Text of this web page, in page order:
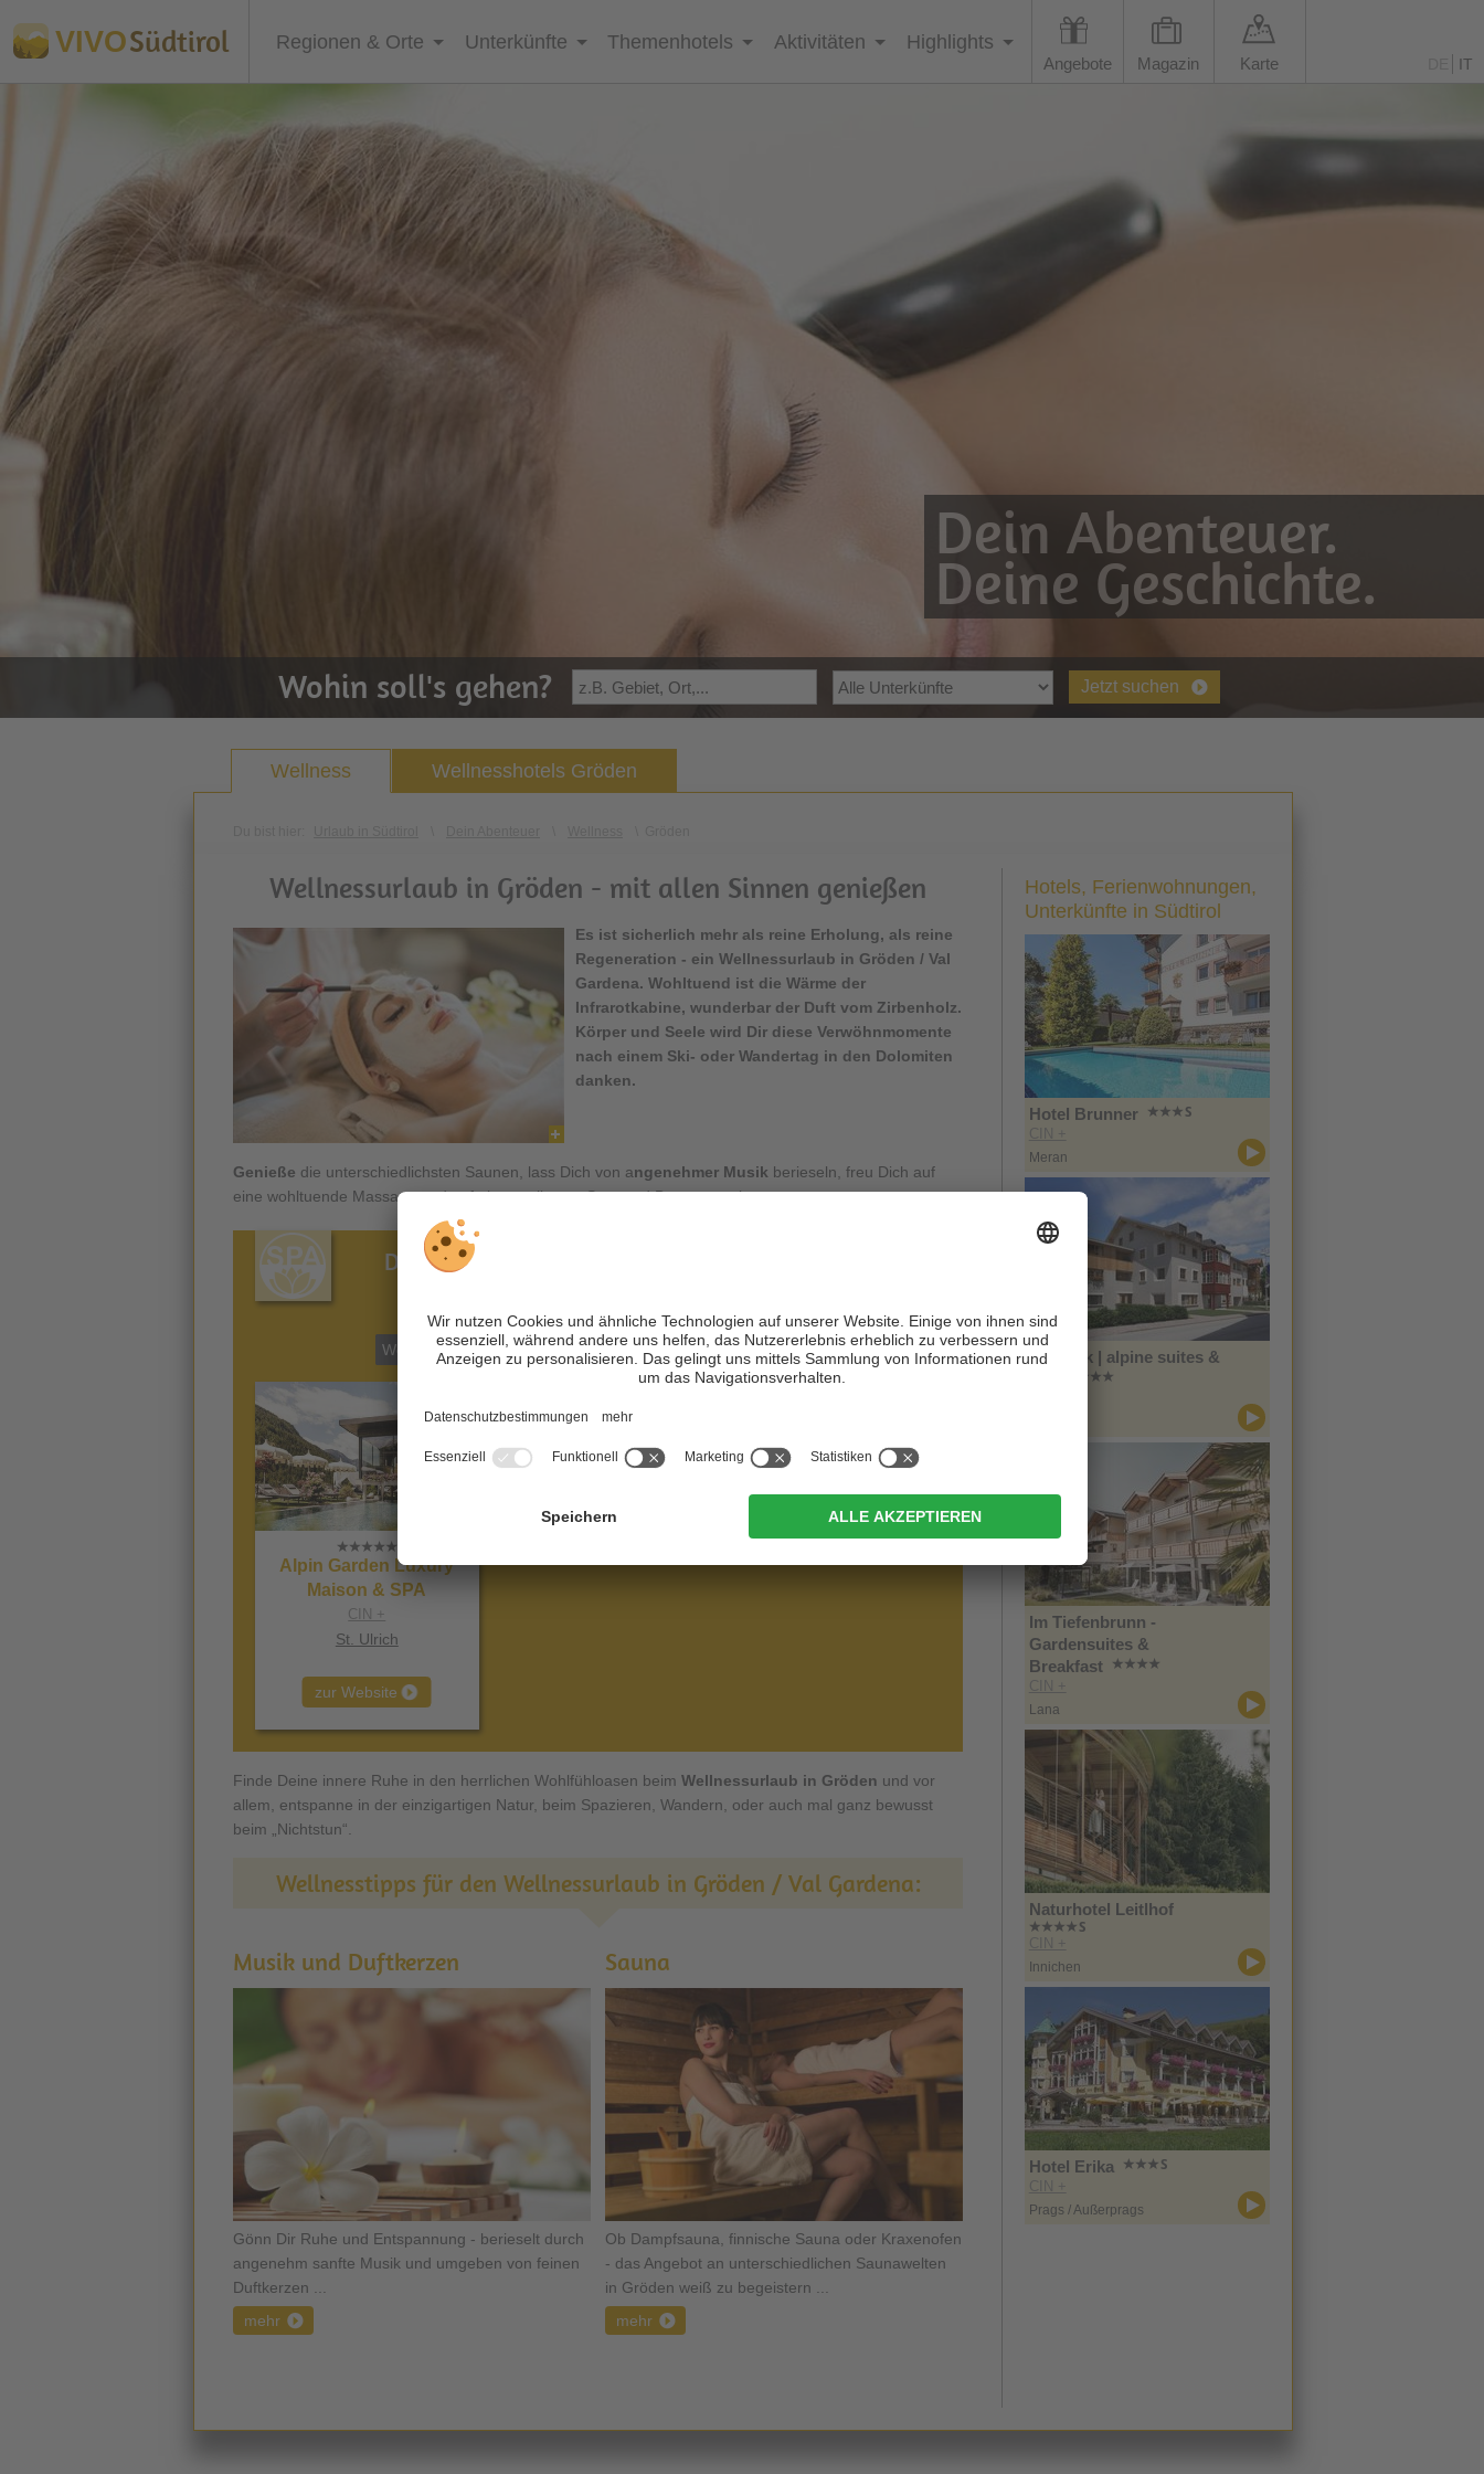
VIVOSüdtirol Regionen & Orte Unterkünfte Themenhotels Aktivitäten Highlights
Angebote Magazin Karte IT
Dein Abenteuer.
Deine Geschichte.
Wohin soll's gehen? Jetzt suchen
Wellness Wellnesshotels Gröden
Wellnessurlaub in Gröden - mit allen Sinnen genießen
Es ist sicherlich mehr als reine Erholung, als reine
Regeneration - ein Wellnessurlaub in Gröden / Val
Gardena. Wohltuend ist die Wärme der
Infrarotkabine, wunderbar der Duft vom Zirbenholz.
Körper und Seele wird Dir diese Verwöhnmomente
nach einem Ski- oder Wandertag in den Dolomiten
danken.
Genieße die unterschiedlichsten Saunen, lass Dich von angenehmer Musik berieseln, freu Dich auf
eine wohltuende Massage und auf ein exzellentes Spa- und Beautyangebot.
Die besten Wellnesshotels in Gröden – Val
Wellnesshotels in Gröden Alle Wellnesshotels Südtirol
Alpin Garden Luxury
Maison & SPA
CIN +
St. Ulrich
zur Website
Finde Deine innere Ruhe in den herrlichen Wohlfühloasen beim Wellnessurlaub in Gröden und vor
allem, entspanne in der einzigartigen Natur, beim Spazieren, Wandern, oder auch mal ganz bewusst
beim „Nichtstun“.
Wellnesstipps für den Wellnessurlaub in Gröden / Val Gardena:
Musik und Duftkerzen
Gönn Dir Ruhe und Entspannung - berieselt durch
angenehm sanfte Musik und umgeben von feinen
Duftkerzen ...
mehr
Sauna
Ob Dampfsauna, finnische Sauna oder Kraxenofen
- das Angebot an unterschiedlichen Saunawelten
in Gröden weiß zu begeistern ...
mehr
Hotels, Ferienwohnungen,
Unterkünfte in Südtirol
Hotel Brunner
CIN +
Meran
Zin Park | alpine suites &
Im Tiefenbrunn -
Gardensuites &
Breakfast
CIN +
Lana
Naturhotel Leitlhof
CIN +
Innichen
Hotel Erika
CIN +
Prags / Außerprags